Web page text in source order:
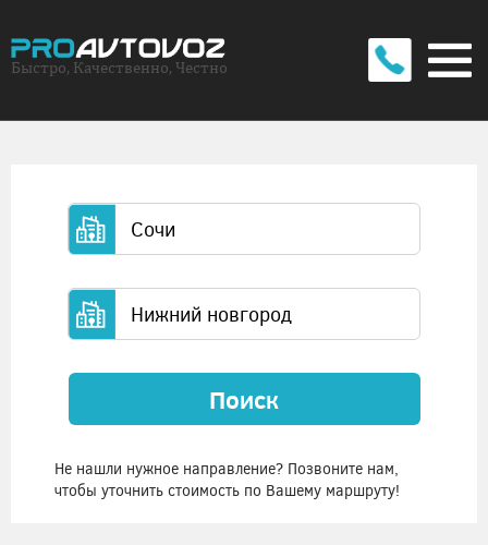
Быстро, Качественно, Честно
Поиск
Не нашли нужное направление? Позвоните нам,
чтобы уточнить стоимость по Вашему маршруту!